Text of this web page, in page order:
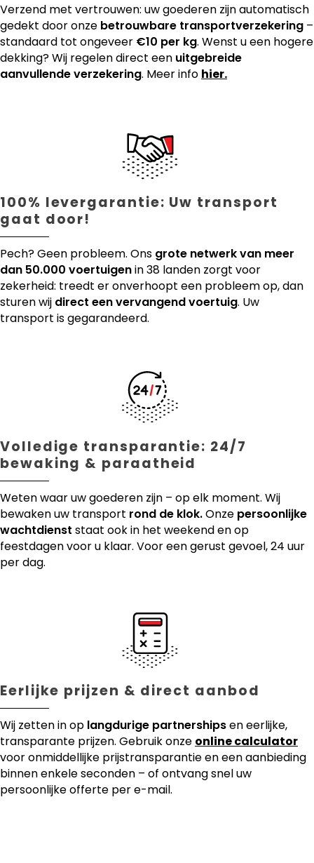
Verzend met vertrouwen: uw goederen zijn automatisch
gedekt door onze betrouwbare transportverzekering –
standaard tot ongeveer €10 per kg. Wenst u een hogere
dekking? Wij regelen direct een uitgebreide
aanvullende verzekering. Meer info hier.
100% levergarantie: Uw transport
gaat door!
Pech? Geen probleem. Ons grote netwerk van meer
dan 50.000 voertuigenin 38 landen zorgt voor
zekerheid: treedt er onverhoopt een probleem op, dan
sturen wij direct een vervangend voertuig. Uw
transport is gegarandeerd.
Volledige transparantie: 24/7
bewaking & paraatheid
Weten waar uw goederen zijn – op elk moment. Wij
bewaken uw transport rond de klok.Onze persoonlijke
wachtdienst staat ook in het weekend en op
feestdagen voor u klaar. Voor een gerust gevoel, 24 uur
per dag.
Eerlijke prijzen & direct aanbod
Wij zetten in op langdurige partnershipsen eerlijke,
transparante prijzen. Gebruik onze online calculator
voor onmiddellijke prijstransparantie en een aanbieding
binnen enkele seconden – of ontvang snel uw
persoonlijke offerte per e-mail.